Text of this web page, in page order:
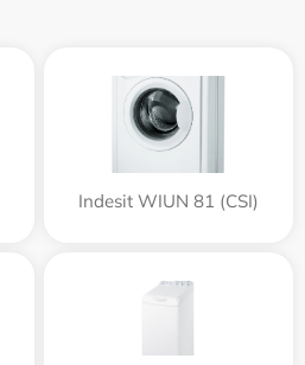
Indesit WIUN 81 (CSI)